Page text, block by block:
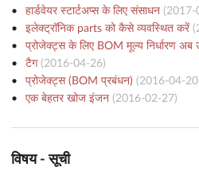
हार्डवेयर स्टार्टअप्स के लिए संसाधन(2017-
इलेक्ट्रॉनिक parts को कैसे व्यवस्थित करें(
प्रोजेक्ट्स के लिए BOM मूल्य निर्धारण अब
टैग(2016-04-26)
प्रोजेक्ट्स (BOM प्रबंधन) (2016-04-20
एक बेहतर खोज इंजन(2016-02-27)
विषय - सूची